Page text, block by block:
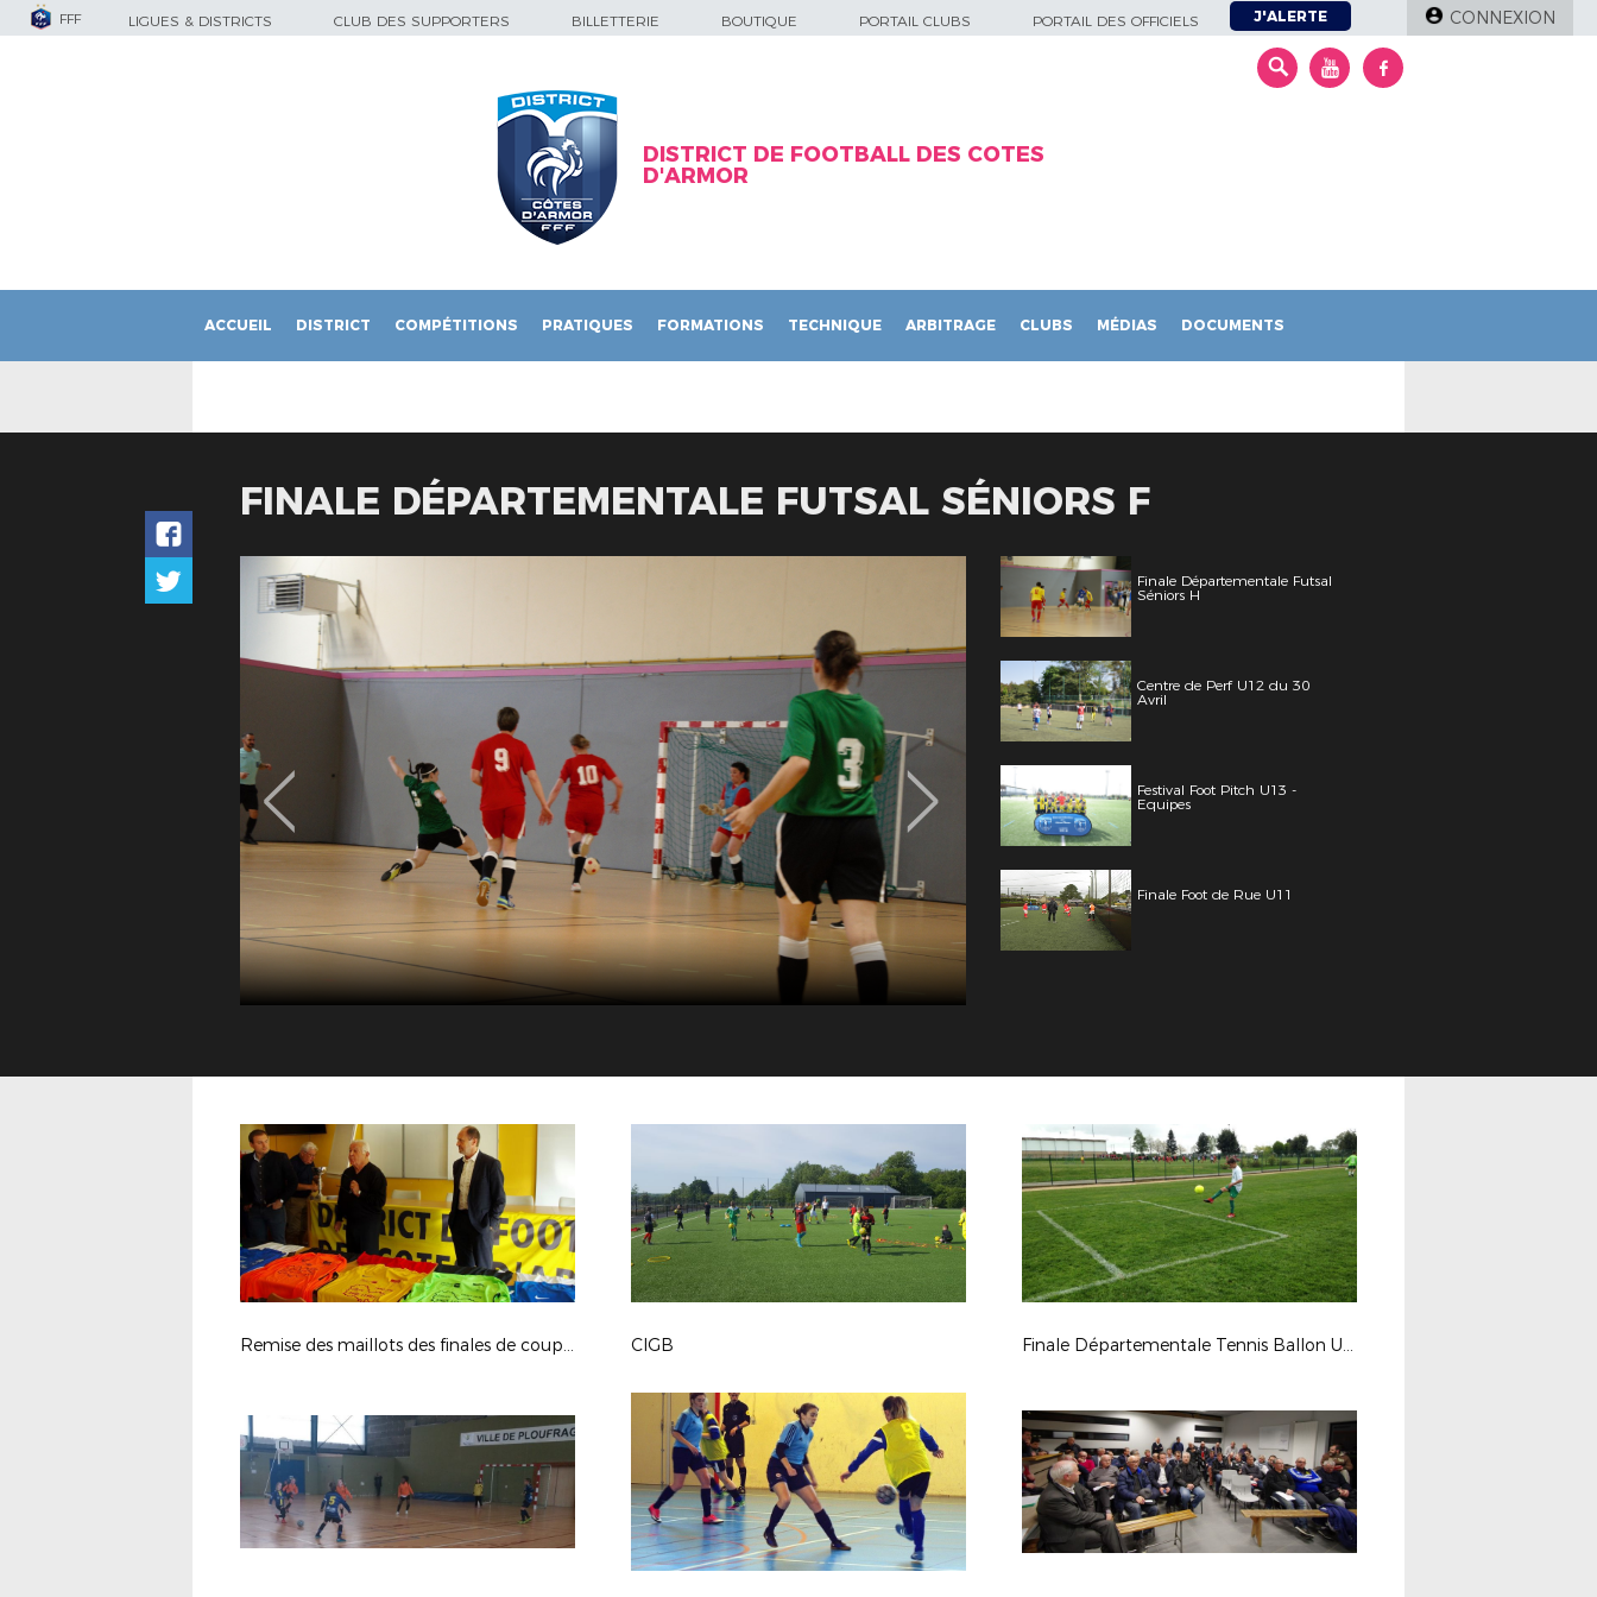
FFF LIGUES & DISTRICTS CLUB DES SUPPORTERS BILLETTERIE BOUTIQUE PORTAIL CLUBS PORTAIL DES OFFICIELS J'ALERTE CONNEXION
DISTRICT DE FOOTBALL DES COTES
D'ARMOR
ACCUEIL DISTRICT COMPÉTITIONS PRATIQUES FORMATIONS TECHNIQUE ARBITRAGE CLUBS MÉDIAS DOCUMENTS
FINALE DÉPARTEMENTALE FUTSAL SÉNIORS F
Finale Départementale Futsal
Séniors H
Centre de Perf U12 du 30
Avril
Festival Foot Pitch U13 -
Equipes
Finale Foot de Rue U11
Remise des maillots des finales de coupes CIGB Finale Départementale Tennis Ballon U13